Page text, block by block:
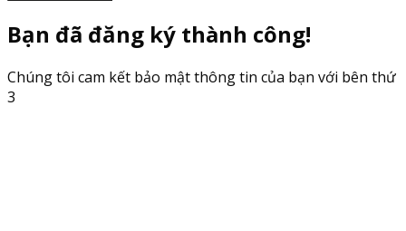
Bạn đã đăng ký thành công!
Chúng tôi cam kết bảo mật thông tin của bạn với bên thứ
3